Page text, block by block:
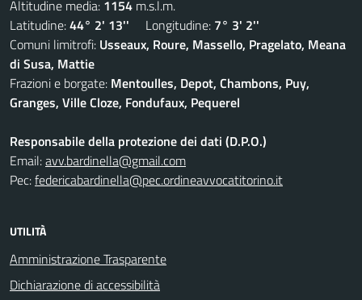
Altitudine media: 1154 m.s.l.m.
Latitudine:44° 2' 13'' Longitudine: 7° 3' 2''
Comuni limitrofi: Usseaux, Roure, Massello, Pragelato, Meana
di Susa, Mattie
Frazioni e borgate: Mentoulles, Depot, Chambons, Puy,
Granges, Ville Cloze, Fondufaux, Pequerel
Responsabile della protezione dei dati (D.P.O.)
Email:avv.bardinella@gmail.com
Pec:federicabardinella@pec.ordineavvocatitorino.it
UTILITÀ
Amministrazione Trasparente
Dichiarazione di accessibilità